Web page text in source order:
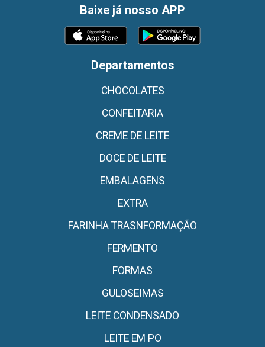
Baixe já nosso APP
Departamentos
CHOCOLATES
CONFEITARIA
CREME DE LEITE
DOCE DE LEITE
EMBALAGENS
EXTRA
FARINHA TRASNFORMAÇÃO
FERMENTO
FORMAS
GULOSEIMAS
LEITE CONDENSADO
LEITE EM PO